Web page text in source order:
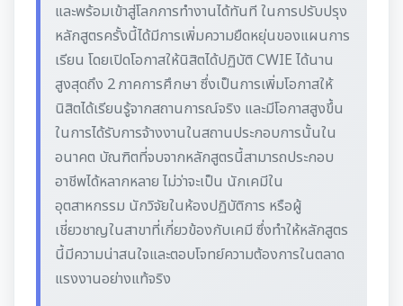
และพร้อมเข้าสู่โลกการทำงานได้ทันที ในการปรับปรุง
หลักสูตรครั้งนี้ได้มีการเพิ่มความยืดหยุ่นของแผนการ
เรียน โดยเปิดโอกาสให้นิสิตได้ปฏิบัติ CWIE ได้นาน
สูงสุดถึง 2 ภาคการศึกษา ซึ่งเป็นการเพิ่มโอกาสให้
นิสิตได้เรียนรู้จากสถานการณ์จริง และมีโอกาสสูงขึ้น
ในการได้รับการจ้างงานในสถานประกอบการนั้นใน
อนาคต บัณฑิตที่จบจากหลักสูตรนี้สามารถประกอบ
อาชีพได้หลากหลาย ไม่ว่าจะเป็น นักเคมีใน
อุตสาหกรรม นักวิจัยในห้องปฏิบัติการ หรือผู้
เชี่ยวชาญในสาขาที่เกี่ยวข้องกับเคมี ซึ่งทำให้หลักสูตร
นี้มีความน่าสนใจและตอบโจทย์ความต้องการในตลาด
แรงงานอย่างแท้จริง